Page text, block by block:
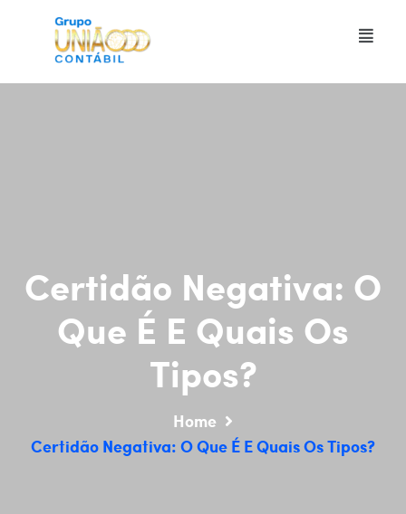
Certidão Negativa: O
Que É E Quais Os
Tipos?
Home
Certidão Negativa: O Que É E Quais Os Tipos?